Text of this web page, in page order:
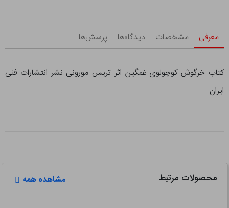
معرفی مشخصات دیدگاه‌ها پرسش‌ها
کتاب خرگوش کوچولوی غمگین اثر تریس مورونی نشر انتشارات فنی
ایران
محصولات مرتبط مشاهده همه